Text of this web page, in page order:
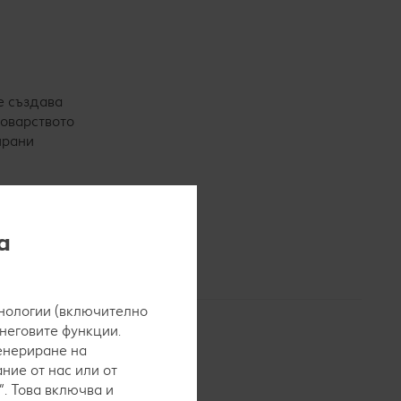
създава
(включително
функции.
на
от нас или от
Това включва и